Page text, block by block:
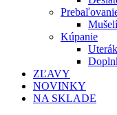
Kúpanie
ZĽAVY
NOVINKY
NA SKLADE